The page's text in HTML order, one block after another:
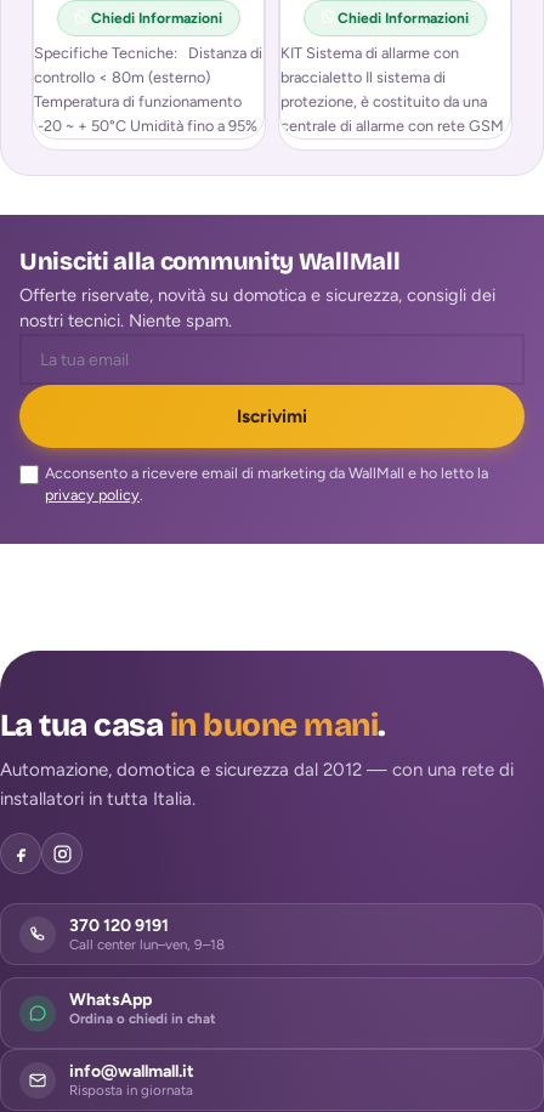
Chiedi Informazioni
Specifiche Tecniche: Distanza di
controllo < 80m (esterno)
Temperatura di funzionamento
-20 ~ + 50°C Umidità fino a 95%
Chiedi Informazioni
KIT Sistema di allarme con
braccialetto Il sistema di
protezione, è costituito da una
centrale di allarme con rete GSM
Unisciti alla community WallMall
Offerte riservate, novità su domotica e sicurezza, consigli dei
nostri tecnici. Niente spam.
Iscrivimi
Acconsento a ricevere email di marketing da WallMall e ho letto la
privacy policy.
La tua casain buone mani.
Automazione, domotica e sicurezza dal 2012 — con una rete di
installatori in tutta Italia.
370 120 9191
Call center lun–ven, 9–18
WhatsApp
Ordina o chiedi in chat
info@wallmall.it
Risposta in giornata